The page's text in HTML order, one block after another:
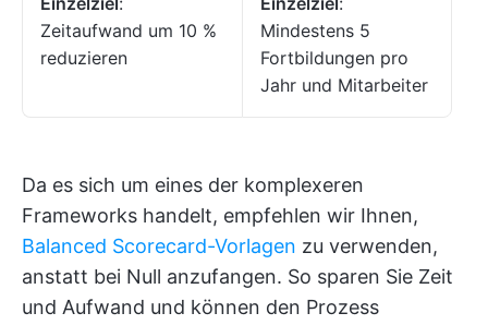
Zeitaufwand um 10 %
reduzieren
Mindestens 5
Fortbildungen pro
Jahr und Mitarbeiter
Da es sich um eines der komplexeren
Frameworks handelt, empfehlen wir Ihnen,
Balanced Scorecard-Vorlagen zu verwenden,
anstatt bei Null anzufangen. So sparen Sie Zeit
und Aufwand und können den Prozess